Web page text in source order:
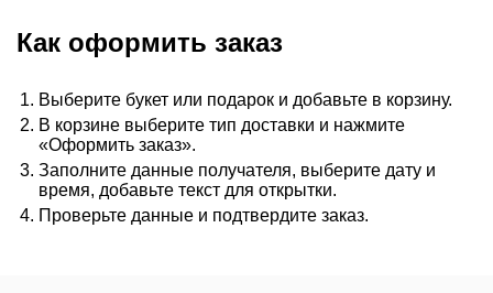
Как оформить заказ
Выберите букет или подарок и добавьте в корзину.
В корзине выберите тип доставки и нажмите
«Оформить заказ».
Заполните данные получателя, выберите дату и
время, добавьте текст для открытки.
Проверьте данные и подтвердите заказ.